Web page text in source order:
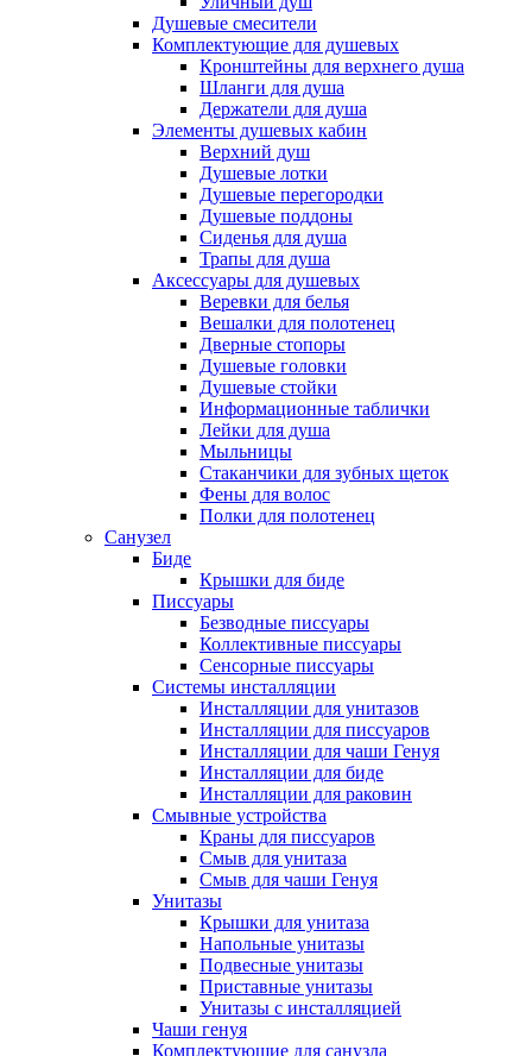
Душевые смесители
Комплектующие для душевых
Кронштейны для верхнего душа
Шланги для душа
Держатели для душа
Элементы душевых кабин
Верхний душ
Душевые лотки
Душевые перегородки
Душевые поддоны
Сиденья для душа
Трапы для душа
Аксессуары для душевых
Веревки для белья
Вешалки для полотенец
Дверные стопоры
Душевые головки
Душевые стойки
Информационные таблички
Лейки для душа
Мыльницы
Стаканчики для зубных щеток
Фены для волос
Полки для полотенец
Санузел
Биде
Крышки для биде
Писсуары
Безводные писсуары
Коллективные писсуары
Сенсорные писсуары
Системы инсталляции
Инсталляции для унитазов
Инсталляции для писсуаров
Инсталляции для чаши Генуя
Инсталляции для биде
Инсталляции для раковин
Смывные устройства
Краны для писсуаров
Смыв для унитаза
Смыв для чаши Генуя
Унитазы
Крышки для унитаза
Напольные унитазы
Подвесные унитазы
Приставные унитазы
Унитазы с инсталляцией
Чаши генуя
Комплектующие для санузла